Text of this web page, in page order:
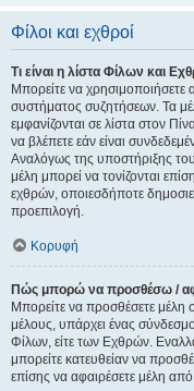
Φίλοι και εχθροί
Τι είναι η λίστα Φίλων και
Μπορείτε να χρησιμοποιήσετε
συστήματος συζητήσεων. Τα
εμφανίζονται σε λίστα στον
να βλέπετε εάν είναι
Αναλόγως της υποστήριξης
μέλη μπορεί να τονίζονται
εχθρών, οποιεσδήποτε
προεπιλογή.
Κορυφή
Πώς μπορώ να προσθέσω /
Μπορείτε να προσθέσετε μέλη
μέλους, υπάρχει ένας
Φίλων, είτε των Εχθρών.
μπορείτε κατευθείαν να
επίσης να αφαιρέσετε μέλη